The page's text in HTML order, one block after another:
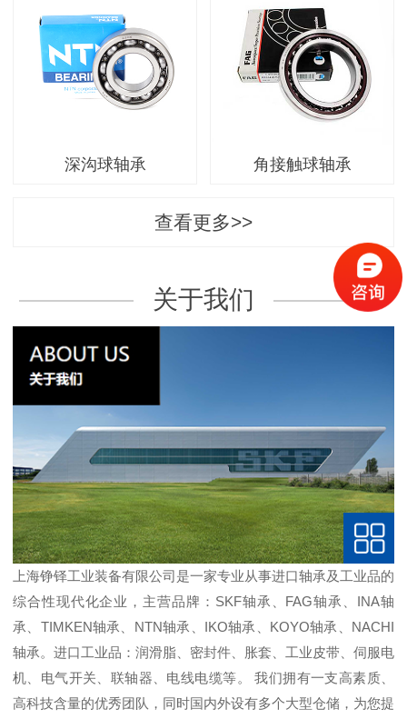
深沟球轴承 角接触球轴承
查看更多>>
关于我们
上海铮铎工业装备有限公司是一家专业从事进口轴承及工业品的
综合性现代化企业，主营品牌：SKF轴承、FAG轴承、INA轴
承、TIMKEN轴承、NTN轴承、IKO轴承、KOYO轴承、NACHI
轴承。进口工业品：润滑脂、密封件、胀套、工业皮带、伺服电
机、电气开关、联轴器、电线电缆等。 我们拥有一支高素质、
高科技含量的优秀团队，同时国内外设有多个大型仓储，为您提